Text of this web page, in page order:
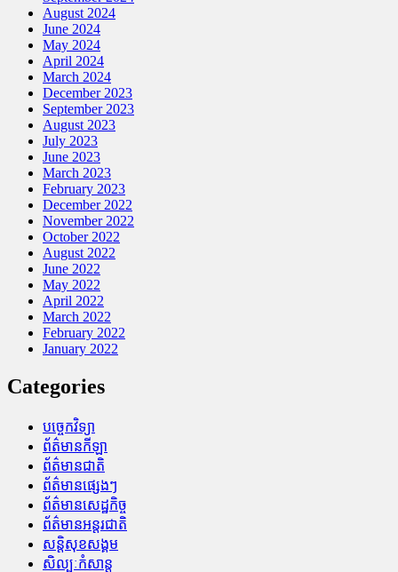
August 2024
June 2024
May 2024
April 2024
March 2024
December 2023
September 2023
August 2023
July 2023
June 2023
March 2023
February 2023
December 2022
November 2022
October 2022
August 2022
June 2022
May 2022
April 2022
March 2022
February 2022
January 2022
Categories
បច្ចេកវិទ្យា
ព័ត៌មានកីឡា
ព័ត៌មានជាតិ
ព័ត៌មានផ្សេងៗ
ព័ត៌មានសេដ្ឋកិច្ច
ព័ត៌មានអន្តរជាតិ
សន្តិសុខសង្គម
សិល្បៈកំសាន្ត